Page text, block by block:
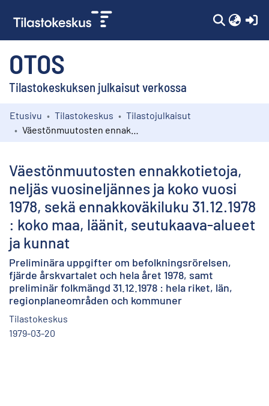
OTOS
Tilastokeskuksen julkaisut verkossa
Kokoelmat
Etusivu Tilastokeskus
Tilastojulkaisut
Väestönmuutosten ennakkotietoja,
neljäs vuosineljännes ja koko vuosi
1978, sekä ennakkoväkiluku 31.12.1978
: koko maa, läänit, seutukaava-alueet
ja kunnat
Preliminära uppgifter om befolkningsrörelsen,
fjärde årskvartalet och hela året 1978, samt
preliminär folkmängd 31.12.1978 : hela riket, län,
regionplaneområden och kommuner
Tilastokeskus
1979-03-20